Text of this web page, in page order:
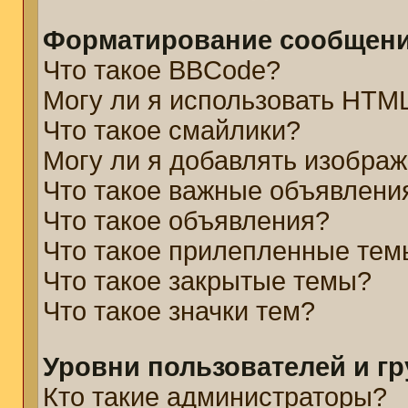
Форматирование
Что такое BBCode?
Могу ли я использовать
Что такое смайлики?
Могу ли я добавлять
Что такое важные
Что такое объявления?
Что такое прилепленные
Что такое закрытые темы?
Что такое значки тем?
Уровни пользователей и
Кто такие администраторы?